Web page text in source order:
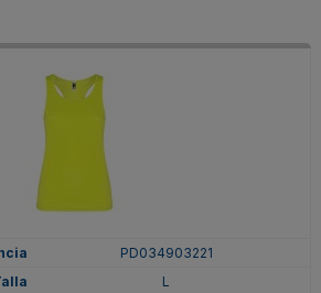
PD034903221
L